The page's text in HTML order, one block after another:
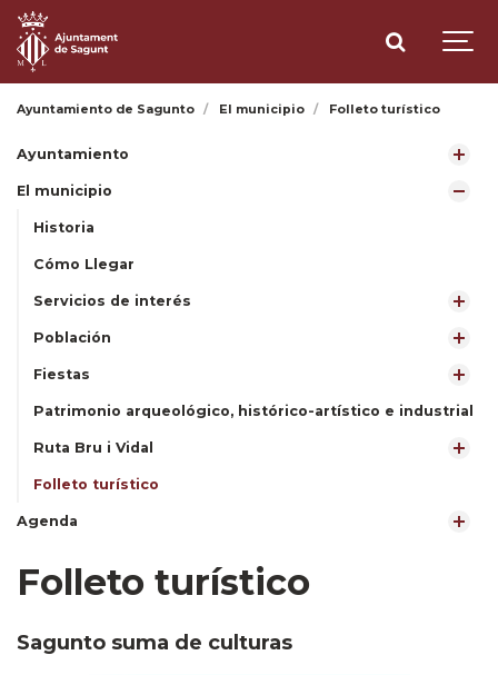
Ayuntamiento de Sagunto El municipio Folleto turístico
Ayuntamiento
El municipio
Historia
Cómo Llegar
Servicios de interés
Población
Fiestas
Patrimonio arqueológico, histórico-artístico e industrial
Ruta Bru i Vidal
Folleto turístico
Agenda
Folleto turístico
Sagunto suma de culturas